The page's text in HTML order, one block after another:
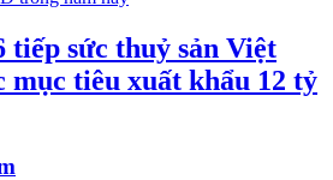
sức thuỷ sản Việt
mục tiêu xuất khẩu 12 tỷ